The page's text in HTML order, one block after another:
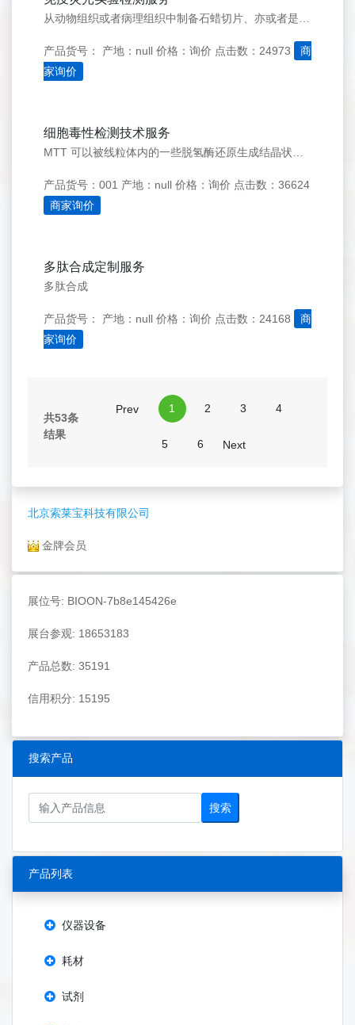
北京索莱宝科技有限公司
金牌会员
展位号: BIOON-7b8e145426e
展台参观: 18653183
产品总数: 35191
信用积分: 15195
搜索产品
搜索
产品列表
仪器设备
耗材
试剂
产品货号： 产地：null 价格：询价 点击数：24973
商
家询价
细胞毒性检测技术服务
产品货号：001 产地：null 价格：询价 点击数：36624
商家询价
多肽合成定制服务
多肽合成
产品货号： 产地：null 价格：询价 点击数：24168
商
家询价
共53条
结果
Prev 1 2 3 4
5 6 Next